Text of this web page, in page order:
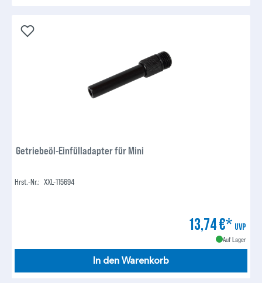
Getriebeöl-Einfülladapter für Mini
Hrst.-Nr.: XXL-115694
13,74 €* UVP
Auf Lager
In den Warenkorb